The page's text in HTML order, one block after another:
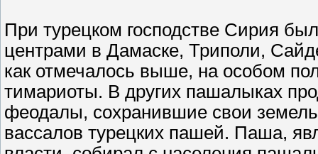
При турецком господстве Сирия
центрами в Дамаске, Триполи,
как отмечалось выше, на особом
тимариоты. В других пашалыках
феодалы, сохранившие свои
вассалов турецких пашей. Паша,